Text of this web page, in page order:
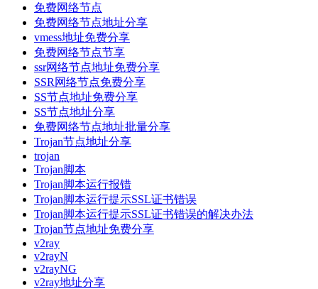
免费网络节点
免费网络节点地址分享
vmess地址免费分享
免费网络节点节享
ssr网络节点地址免费分享
SSR网络节点免费分享
SS节点地址免费分享
SS节点地址分享
免费网络节点地址批量分享
Trojan节点地址分享
trojan
Trojan脚本
Trojan脚本运行报错
Trojan脚本运行提示SSL证书错误
Trojan脚本运行提示SSL证书错误的解决办法
Trojan节点地址免费分享
v2ray
v2rayN
v2rayNG
v2ray地址分享